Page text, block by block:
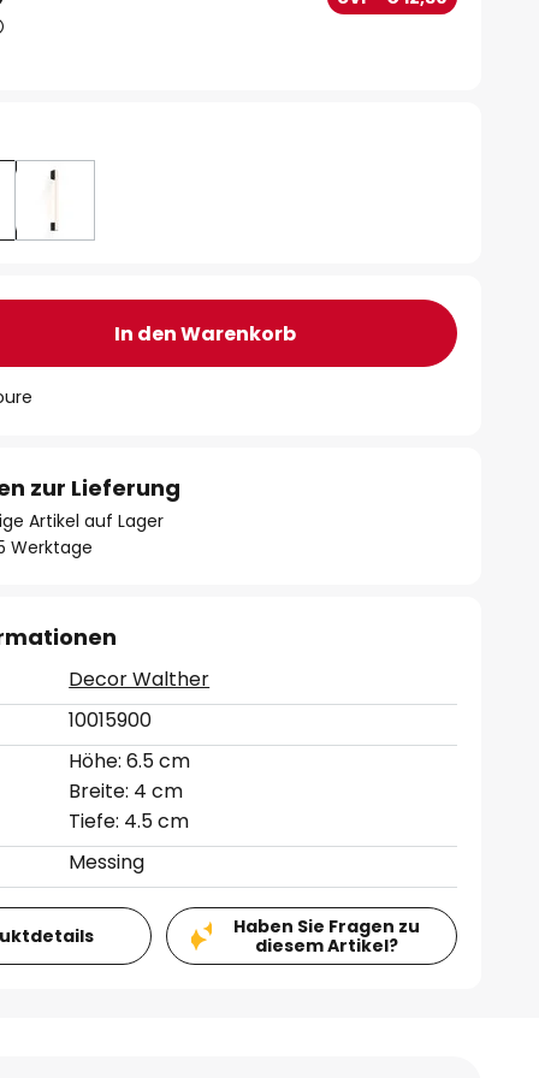
In den Warenkorb
zur Lieferung
Artikel auf Lager
Werktage
Decor Walther
10015900
Höhe: 6.5 cm
Breite: 4 cm
Tiefe: 4.5 cm
Messing
Haben Sie Fragen zu
diesem Artikel?